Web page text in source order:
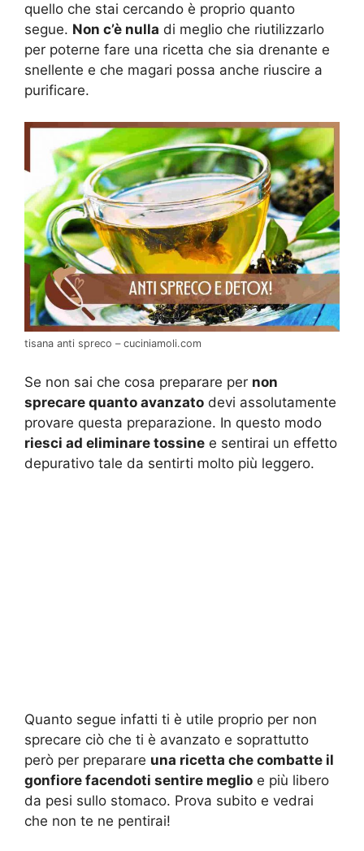
quello che stai cercando è proprio quanto
segue. Non c’è nulla di meglio che riutilizzarlo
per poterne fare una ricetta che sia drenante e
snellente e che magari possa anche riuscire a
purificare.
tisana anti spreco – cuciniamoli.com
Se non sai che cosa preparare per non
sprecare quanto avanzato devi assolutamente
provare questa preparazione. In questo modo
riesci ad eliminare tossine e sentirai un effetto
depurativo tale da sentirti molto più leggero.
Quanto segue infatti ti è utile proprio per non
sprecare ciò che ti è avanzato e soprattutto
però per preparare una ricetta che combatte il
gonfiore facendoti sentire meglio e più libero
da pesi sullo stomaco. Prova subito e vedrai
che non te ne pentirai!